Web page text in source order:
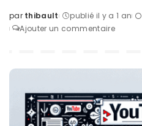
Posted
by
par thibault publié il y a 1 an
Ajouter un commentaire